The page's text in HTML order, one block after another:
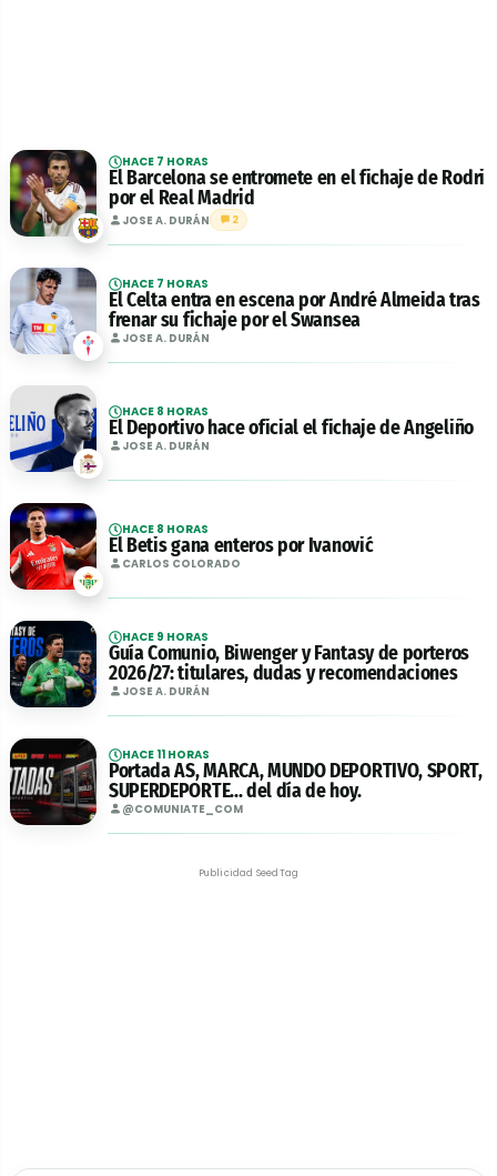
HACE 7 HORAS
El Barcelona se entromete en el fichaje de Rodri
por el Real Madrid
JOSE A. DURÁN 2
HACE 7 HORAS
El Celta entra en escena por André Almeida tras
frenar su fichaje por el Swansea
JOSE A. DURÁN
HACE 8 HORAS
El Deportivo hace oficial el fichaje de Angeliño
JOSE A. DURÁN
HACE 8 HORAS
El Betis gana enteros por Ivanović
CARLOS COLORADO
HACE 9 HORAS
Guía Comunio, Biwenger y Fantasy de porteros
2026/27: titulares, dudas y recomendaciones
JOSE A. DURÁN
HACE 11 HORAS
Portada AS, MARCA, MUNDO DEPORTIVO, SPORT,
SUPERDEPORTE... del día de hoy.
@COMUNIATE_COM
Publicidad SeedTag